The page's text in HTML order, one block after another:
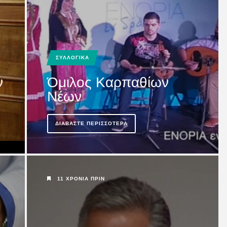
Κάσο: Είχαμε
ΣΥΛΛΟΓΙΚΑ
Όμιλος Καρπαθίων
Νέων
ΔΙΑΒΆΣΤΕ ΠΕΡΙΣΣΌΤΕΡΑ
11 ΧΡΌΝΙΑ ΠΡΙΝ